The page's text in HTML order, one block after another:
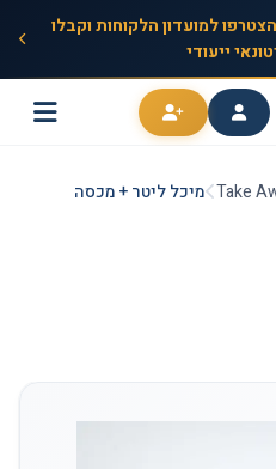
למועדון הלקוחות וקבלו
ייעודי
מיכל ליטר + מכסה